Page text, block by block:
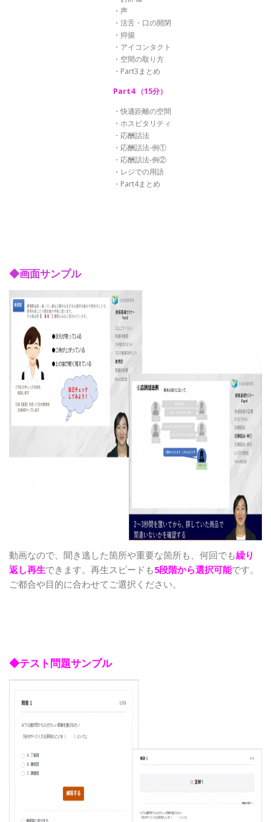
・声
・活舌・口の開閉
・抑揚
・アイコンタクト
・空間の取り方
・Part3まとめ
Part4 （15分）
・快適距離の空間
・ホスピタリティ
・応酬話法
・応酬話法-例①
・応酬話法-例②
・レジでの用語
・Part4まとめ
◆画面サンプル
動画なので、聞き逃した箇所や重要な箇所も、何回でも繰り
返し再生できます。再生スピードも5段階から選択可能です。
ご都合や目的に合わせてご選択ください。
◆テスト問題サンプル